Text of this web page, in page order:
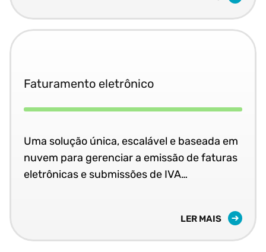
Faturamento eletrônico
Uma solução única, escalável e baseada em
nuvem para gerenciar a emissão de faturas
eletrônicas e submissões de IVA
LER MAIS